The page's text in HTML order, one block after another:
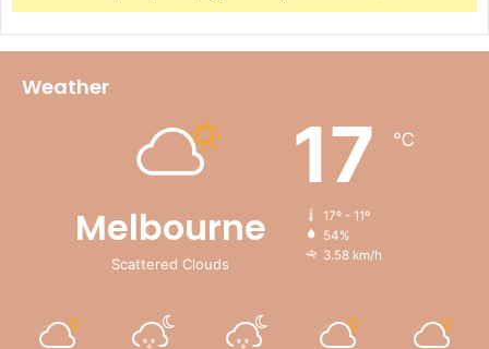
Weather
Melbourne
Scattered Clouds
17 ℃
17º - 11º
54%
3.58 km/h